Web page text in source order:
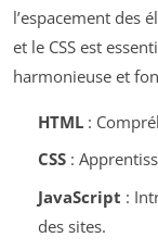
l’espacement des
et le CSS est
harmonieuse et
HTML:
CSS:
JavaScript :
des sites.